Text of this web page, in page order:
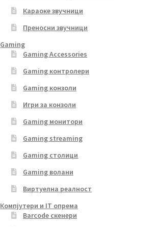
Караоке звучници
Преносни звучници
Gaming
Gaming Accessories
Gaming контролери
Gaming конзоли
Игри за конзоли
Gaming монитори
Gaming streaming
Gaming столици
Gaming волани
Виртуелна реалност
Компјутери и IT опрема
Barcode скенери